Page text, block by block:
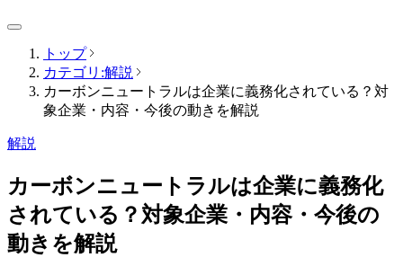
トップ
カテゴリ:解説
カーボンニュートラルは企業に義務化されている？対
象企業・内容・今後の動きを解説
解説
カーボンニュートラルは企業に義務化
されている？対象企業・内容・今後の
動きを解説